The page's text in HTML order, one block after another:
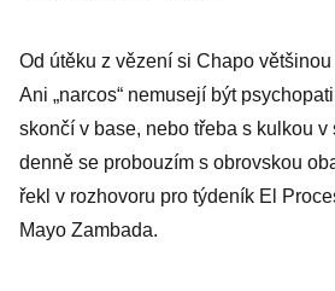
Od útěku z vězení si Chapo
Ani „narcos“ nemusejí být
skončí v base, nebo třeba s kulkou v
denně se probouzím s obrovskou
řekl v rozhovoru pro týdeník El
Mayo Zambada.